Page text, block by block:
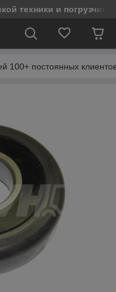
техники и
100+ постоянных